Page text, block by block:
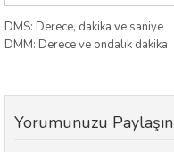
DMS: Derece, dakika ve saniye
DMM: Derece ve ondalık dakika
Yorumunuzu Paylaşın